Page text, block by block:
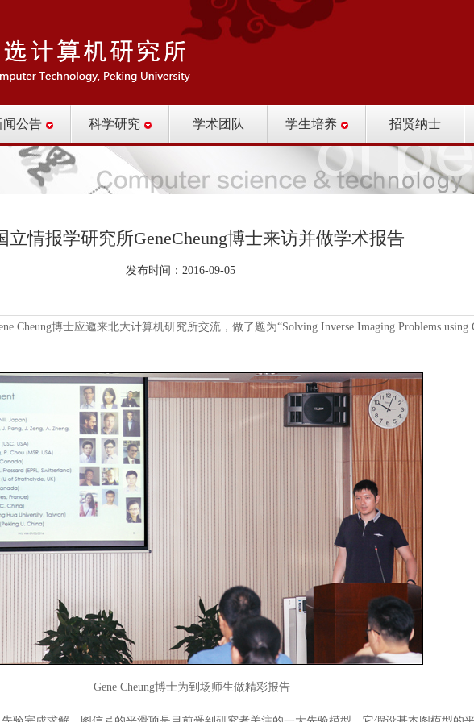
闻公告 科学研究 学术团队 学生培养 招贤纳士
立情报学研究所GeneCheung博士来访并做学术报告
发布时间：2016-09-05
Cheung博士应邀来北大计算机研究所交流，做了题为“Solving Inverse Imaging Problems using
Gene Cheung博士为到场师生做精彩报告